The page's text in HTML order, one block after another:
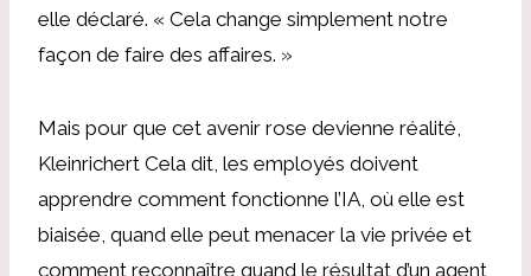
elle déclaré. « Cela change simplement notre
façon de faire des affaires. »
Mais pour que cet avenir rose devienne réalité,
Kleinrichert Cela dit, les employés doivent
apprendre comment fonctionne l’IA, où elle est
biaisée, quand elle peut menacer la vie privée et
comment reconnaître quand le résultat d’un agent